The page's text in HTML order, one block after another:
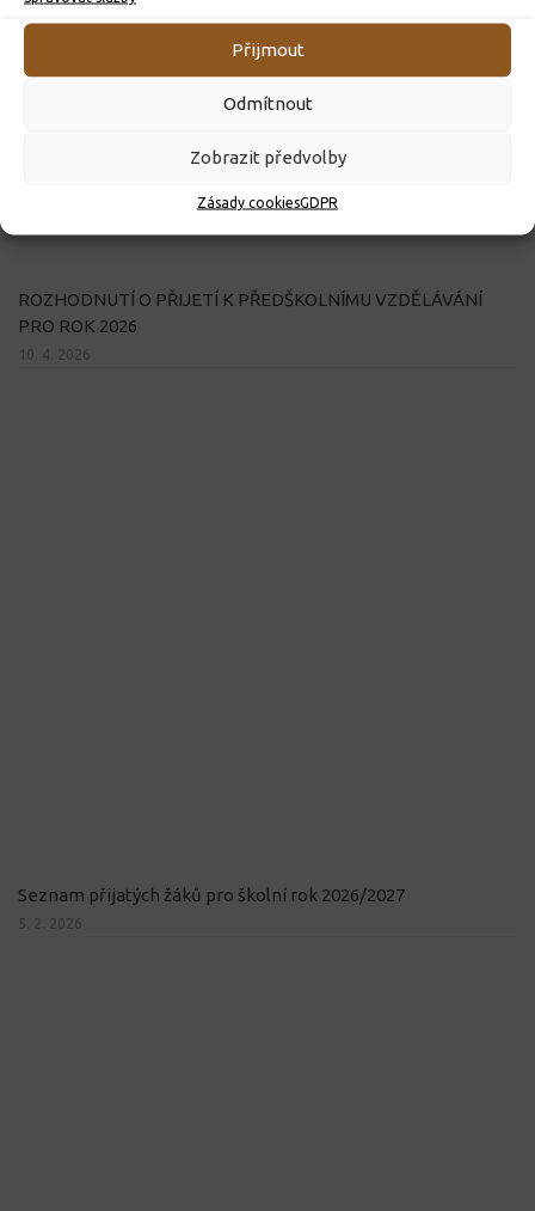
Přijmout
Odmítnout
Zobrazit předvolby
Zásady cookiesGDPR
ROZHODNUTÍ O PŘIJETÍ K PŘEDŠKOLNÍMU VZDĚLÁVÁNÍ
PRO ROK 2026
10. 4. 2026
Seznam přijatých žáků pro školní rok 2026/2027
5. 2. 2026